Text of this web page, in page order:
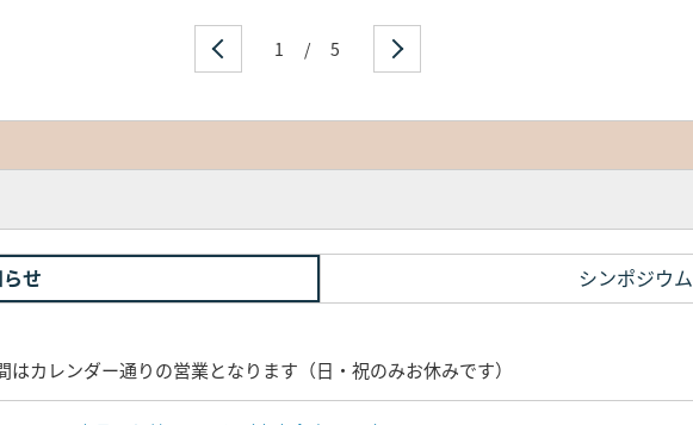
1 / 5
せ シンポジウム
はカレンダー通りの営業となります（日・祝のみお休みです）